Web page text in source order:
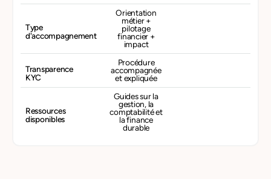
Type
d'accompagnement
Orientation
métier +
pilotage
financier +
impact
Transparence
KYC
Procédure
accompagnée
et expliquée
Ressources
disponibles
Guides sur la
gestion, la
comptabilité et
la finance
durable